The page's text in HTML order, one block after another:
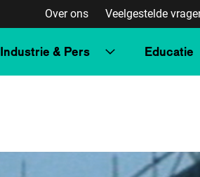
Over ons Veelgestelde
Industrie & Pers Educatie